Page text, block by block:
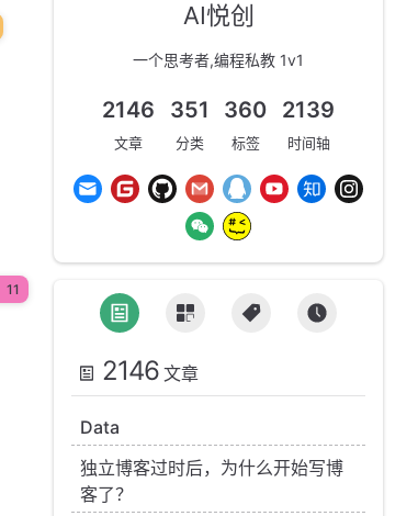
11
AI悦创
一个思考者,编程私教 1v1
2146
文章
351
分类
360
标签
2139
时间轴
2146 文章
Data
独立博客过时后，为什么开始写博
客了？